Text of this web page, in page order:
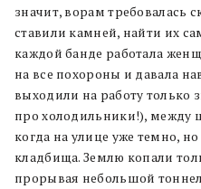
значит, ворам требовалась
ставили камней, найти их
каждой банде работала
на все похороны и давала
выходили на работу
про холодильники!), между
когда на улице уже темно,
кладбища. Землю копали
прорывая небольшой